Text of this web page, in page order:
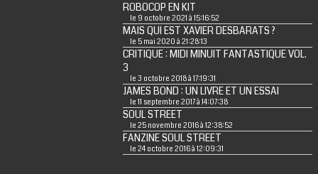
ROBOCOP EN KIT
le 9 octobre 2021 à 15:16:52
MAIS QUI EST XAVIER DESBARATS ?
le 5 mai 2020 à 21:28:13
CRITIQUE : MIDI MINUIT FANTASTIQUE VOL.
3
le 3 octobre 2018 à 17:19:31
JAMES BOND : UN LIVRE ET UN ESSAI
le 11 septembre 2017 à 14:07:38
SOUL STREET
le 25 novembre 2016 à 12:38:52
FANZINE SOUL STREET
le 24 octobre 2016 à 12:09:31